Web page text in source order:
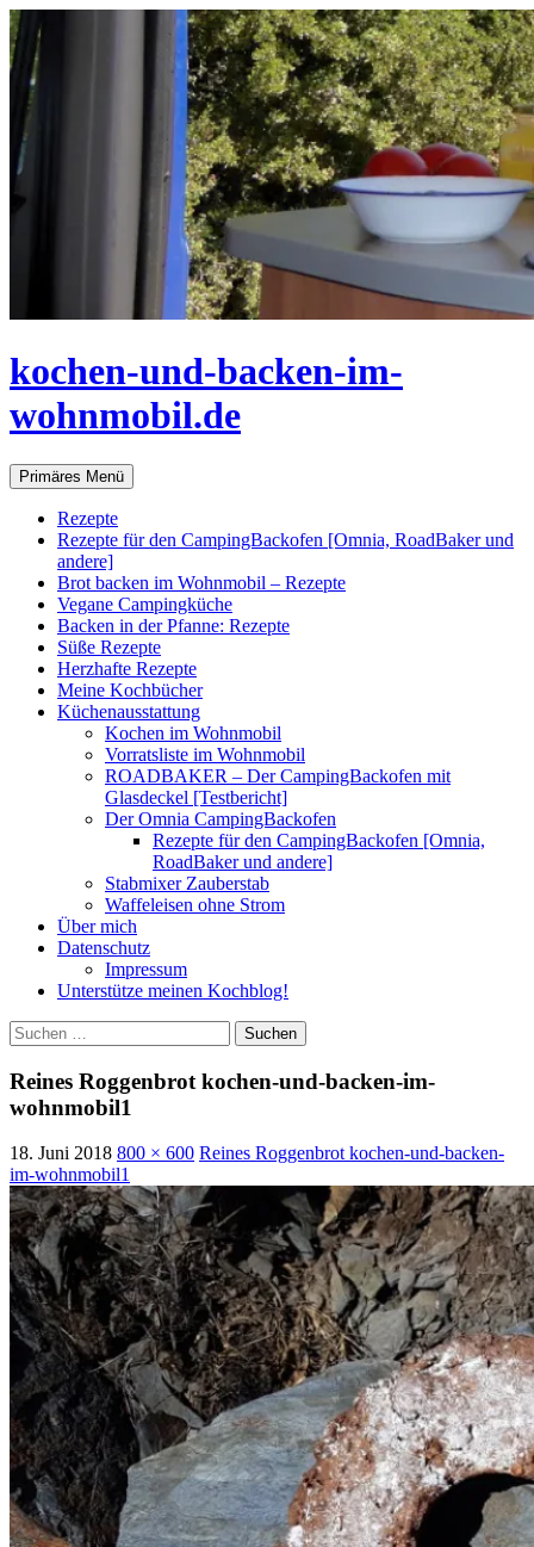
Zum
Inhalt
springen
kochen-und-backen-im-
wohnmobil.de
Suchen
Primäres Menü
Rezepte
Rezepte für den CampingBackofen [Omnia, RoadBaker und
andere]
Brot backen im Wohnmobil – Rezepte
Vegane Campingküche
Backen in der Pfanne: Rezepte
Süße Rezepte
Herzhafte Rezepte
Meine Kochbücher
Küchenausstattung
Kochen im Wohnmobil
Vorratsliste im Wohnmobil
ROADBAKER – Der CampingBackofen mit
Glasdeckel [Testbericht]
Der Omnia CampingBackofen
Rezepte für den CampingBackofen [Omnia,
RoadBaker und andere]
Stabmixer Zauberstab
Waffeleisen ohne Strom
Über mich
Datenschutz
Impressum
Unterstütze meinen Kochblog!
Suchen
nach:
Reines Roggenbrot kochen-und-backen-im-
wohnmobil1
18. Juni 2018 800 × 600 Reines Roggenbrot kochen-und-backen-
im-wohnmobil1